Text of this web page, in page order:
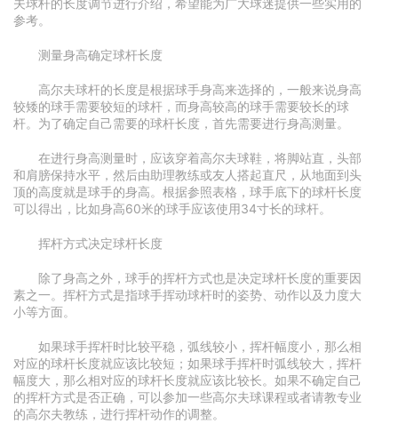
夫球杆的长度调节进行介绍，希望能为广大球迷提供一些实用的
参考。
测量身高确定球杆长度
高尔夫球杆的长度是根据球手身高来选择的，一般来说身高
较矮的球手需要较短的球杆，而身高较高的球手需要较长的球
杆。为了确定自己需要的球杆长度，首先需要进行身高测量。
在进行身高测量时，应该穿着高尔夫球鞋，将脚站直，头部
和肩膀保持水平，然后由助理教练或友人搭起直尺，从地面到头
顶的高度就是球手的身高。根据参照表格，球手底下的球杆长度
可以得出，比如身高60米的球手应该使用34寸长的球杆。
挥杆方式决定球杆长度
除了身高之外，球手的挥杆方式也是决定球杆长度的重要因
素之一。挥杆方式是指球手挥动球杆时的姿势、动作以及力度大
小等方面。
如果球手挥杆时比较平稳，弧线较小，挥杆幅度小，那么相
对应的球杆长度就应该比较短；如果球手挥杆时弧线较大，挥杆
幅度大，那么相对应的球杆长度就应该比较长。如果不确定自己
的挥杆方式是否正确，可以参加一些高尔夫球课程或者请教专业
的高尔夫教练，进行挥杆动作的调整。